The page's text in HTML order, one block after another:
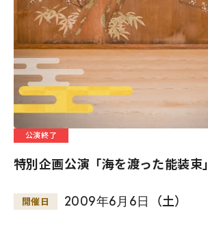
公演終了
特別企画公演「海を渡った能装束」
開催日 2009年6月 6日 （土）